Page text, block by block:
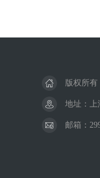
版权所有
地址：上
邮箱：